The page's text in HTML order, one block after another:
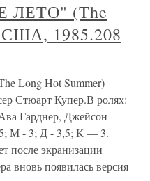
ЛЕТО" (The
США, 1985.208
Long Hot Summer)
Стюарт Купер.В ролях:
Гарднер, Джейсон
М - 3; Д - 3,5; К — 3.
после экранизации
вновь появилась версия